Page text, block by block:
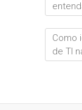
Como
de TI